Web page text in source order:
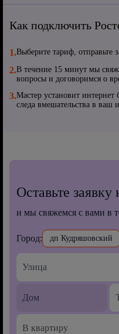
Как подключить
1.Выберите тариф, отправьте
2.В течение 15 минут мы
вопросы и договоримся о
3.Мастер установит интернет
следа вмешательства в ваш
Оставьте
и мы свяжемся с вами в
Город: дп Кудряшовский
В квартиру